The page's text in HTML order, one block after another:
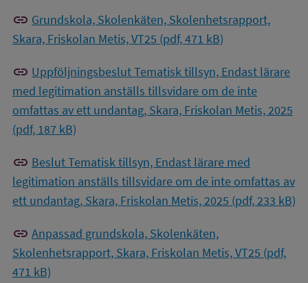
link Grundskola, Skolenkäten, Skolenhetsrapport,
Skara, Friskolan Metis, VT25 (pdf, 471 kB)
link Uppföljningsbeslut Tematisk tillsyn, Endast lärare
med legitimation anställs tillsvidare om de inte
omfattas av ett undantag, Skara, Friskolan Metis, 2025
(pdf, 187 kB)
link Beslut Tematisk tillsyn, Endast lärare med
legitimation anställs tillsvidare om de inte omfattas av
ett undantag, Skara, Friskolan Metis, 2025 (pdf, 233 kB)
link Anpassad grundskola, Skolenkäten,
Skolenhetsrapport, Skara, Friskolan Metis, VT25 (pdf,
471 kB)